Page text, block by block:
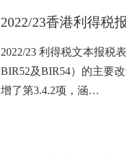
2022/23香港利得税
2022/23 利得税文本报税
BIR52及BIR54）的主要
增了第3.4.2项，涵…